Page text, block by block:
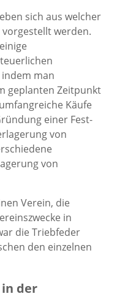
sich aus welcher
werden.
man
geplanten Zeitpunkt
Käufe
einer Fest-
von
von
Verein, die
in
die Triebfeder
den einzelnen
der